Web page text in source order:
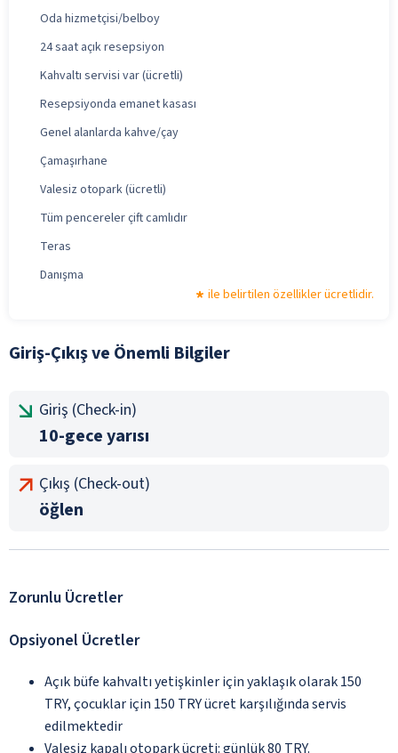
Oda hizmetçisi/belboy
24 saat açık resepsiyon
Kahvaltı servisi var (ücretli)
Resepsiyonda emanet kasası
Genel alanlarda kahve/çay
Çamaşırhane
Valesiz otopark (ücretli)
Tüm pencereler çift camlıdır
Teras
Danışma
ile belirtilen özellikler ücretlidir.
Giriş-Çıkış ve Önemli Bilgiler
Giriş (Check-in)
10-gece yarısı
Çıkış (Check-out)
öğlen
Zorunlu Ücretler
Opsiyonel Ücretler
Açık büfe kahvaltı yetişkinler için yaklaşık olarak 150
TRY, çocuklar için 150 TRY ücret karşılığında servis
edilmektedir
Valesiz kapalı otopark ücreti: günlük 80 TRY.